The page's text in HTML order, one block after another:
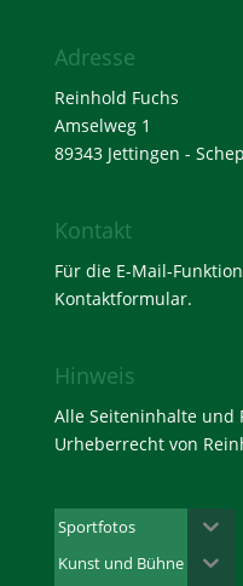
Adresse
Reinhold Fuchs
Amselweg 1
89343 Jettingen -
Kontakt
Für die E-Mail-
Kontaktformular.
Hinweis
Alle Seiteninhalte und
Urheberrecht von
Sportfotos
Kunst und Bühne